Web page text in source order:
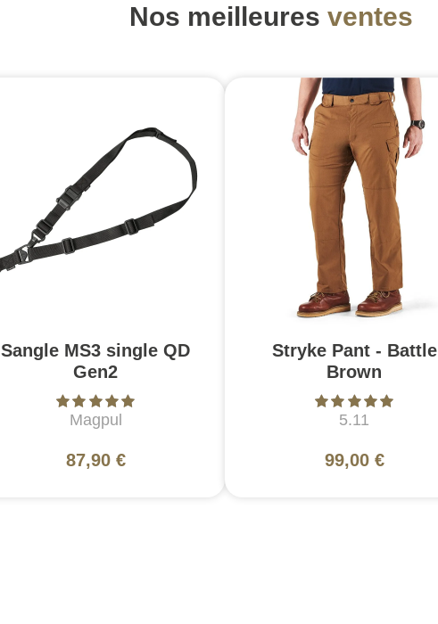
Nos meilleures ventes
Sangle MS3 single QD
Gen2
Magpul
87,90 €
Stryke Pant - Battle
Brown
5.11
99,00 €